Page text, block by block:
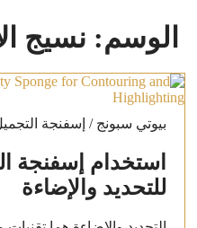
الوسم: نسيج
بيوتي سبونج / إسفنجة
استخدام إسفنجة
للتحديد والإضاءة